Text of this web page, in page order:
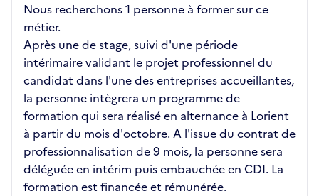
Nous recherchons 1 personne à former sur ce
métier.
Après une de stage, suivi d'une période
intérimaire validant le projet professionnel du
candidat dans l'une des entreprises accueillantes,
la personne intègrera un programme de
formation qui sera réalisé en alternance à Lorient
à partir du mois d'octobre. A l'issue du contrat de
professionnalisation de 9 mois, la personne sera
déléguée en intérim puis embauchée en CDI. La
formation est financée et rémunérée.